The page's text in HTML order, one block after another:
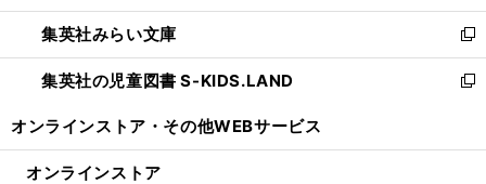
開
く
ウ
で
開
く
ン
ド
ウ
で
ウ
ィ
ン
ド
開
集英社みらい文庫
新
し
い
ン
集英社の児童図書 S-KIDS.LAND
新
ウ
オンラインストア・ その他WEBサービス
オンラインストア